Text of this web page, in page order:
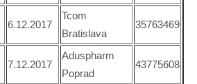
6.12.2017
Tcom
Bratislava
35763469
7.12.2017
Aduspharm
Poprad
43775608